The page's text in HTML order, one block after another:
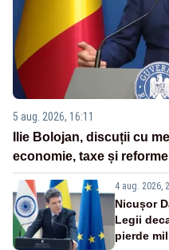
5 aug. 2026, 16:11
Ilie Bolojan, discuții cu
economie, taxe și
4 aug. 2026,
Nicușor
Legii
pierde